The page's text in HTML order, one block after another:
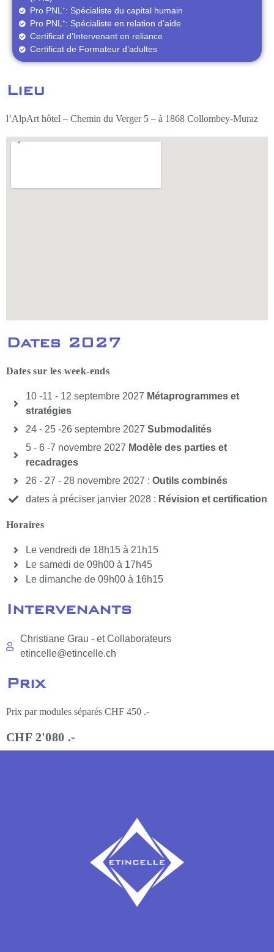
Pro PNL⁺: Spécialiste du capital humain
Pro PNL⁺: Spécialiste en relation d’aide
Certificat d’Intervenant en reliance
Certificat de Formateur d’adultes
Lieu
l’AlpArt hôtel – Chemin du Verger 5 – à 1868 Collombey-Muraz
Dates 2027
Dates sur les week-ends
10 -11 - 12 septembre 2027 Métaprogrammes et
stratégies
24 - 25 -26 septembre 2027 Submodalités
5 - 6 -7 novembre 2027 Modèle des parties et
recadrages
26 - 27 - 28 novembre 2027 : Outils combinés
dates à préciser janvier 2028 : Révision et certification
Horaires
Le vendredi de 18h15 à 21h15
Le samedi de 09h00 à 17h45
Le dimanche de 09h00 à 16h15
Intervenants
Christiane Grau - et Collaborateurs
etincelle@etincelle.ch
Prix
Prix par modules séparés CHF 450 .-
CHF 2'080 .-